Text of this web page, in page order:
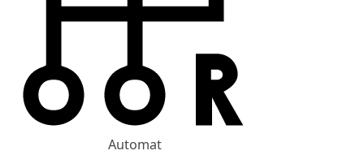
Automat